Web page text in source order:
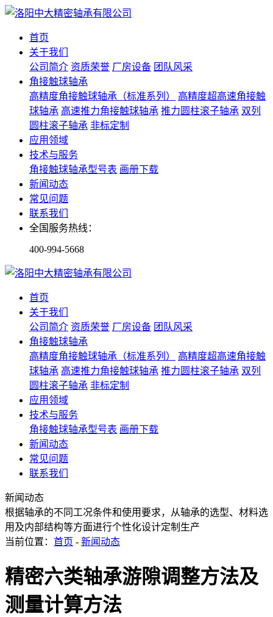
首页
关于我们
公司简介 资质荣誉 厂房设备 团队风采
角接触球轴承
高精度角接触球轴承（标准系列）
高精度超高速角接触
球轴承 高速推力角接触球轴承 推力圆柱滚子轴承 双列
圆柱滚子轴承 非标定制
应用领域
技术与服务
角接触球轴承型号表 画册下载
新闻动态
常见问题
联系我们
全国服务热线：
400-994-5668
首页
关于我们
公司简介 资质荣誉 厂房设备 团队风采
角接触球轴承
高精度角接触球轴承（标准系列）
高精度超高速角接触
球轴承 高速推力角接触球轴承 推力圆柱滚子轴承 双列
圆柱滚子轴承 非标定制
应用领域
技术与服务
角接触球轴承型号表 画册下载
新闻动态
常见问题
联系我们
新闻动态
根据轴承的不同工况条件和使用要求，从轴承的选型、材料选
用及内部结构等方面进行个性化设计定制生产
当前位置： 首页 - 新闻动态
精密六类轴承游隙调整方法及
测量计算方法